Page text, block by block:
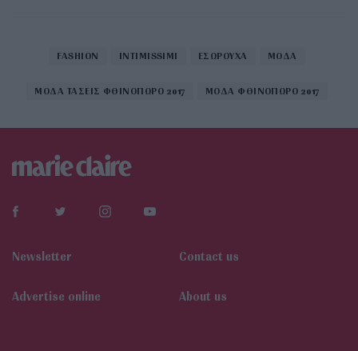
FASHION INTIMISSIMI ΕΣΩΡΟΥΧΑ ΜΟΔΑ
ΜΟΔΑ ΤΑΣΕΙΣ ΦΘΙΝΟΠΩΡΟ 2017 ΜΟΔΑ ΦΘΙΝΟΠΩΡΟ 2017
Newsletter Contact us
Αdvertise online About us